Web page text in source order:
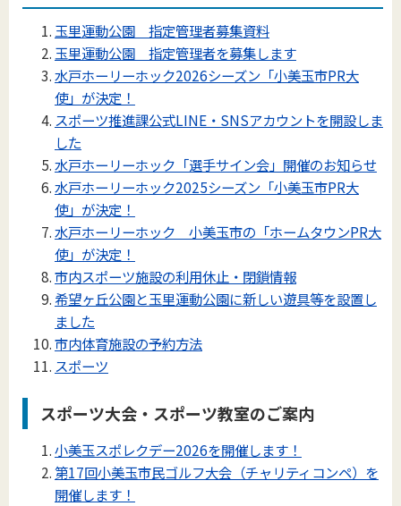
玉里運動公園 指定管理者募集資料
玉里運動公園 指定管理者を募集します
水戸ホーリーホック2026シーズン「小美玉市PR大
使」が決定！
スポーツ推進課公式LINE・SNSアカウントを開設しま
した
水戸ホーリーホック「選手サイン会」開催のお知らせ
水戸ホーリーホック2025シーズン「小美玉市PR大
使」が決定！
水戸ホーリーホック 小美玉市の「ホームタウンPR大
使」が決定！
市内スポーツ施設の利用休止・閉鎖情報
希望ヶ丘公園と玉里運動公園に新しい遊具等を設置し
ました
市内体育施設の予約方法
スポーツ
スポーツ大会・スポーツ教室のご案内
小美玉スポレクデー2026を開催します！
第17回小美玉市民ゴルフ大会（チャリティコンペ）を
開催します！